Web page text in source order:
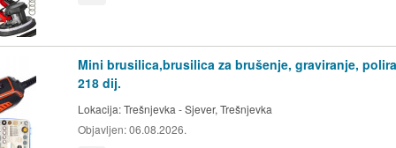
zlonamjerno,
uz naplatu.
od dana obavijesti
Mini brusilica,brusilica za brušenje, graviranje,
218 dij.
Lokacija:Trešnjevka - Sjever, Trešnjevka
Objavljen:06.08.2026.